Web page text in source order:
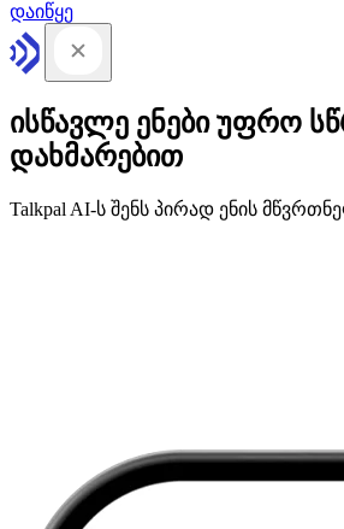
დაიწყე
ისწავლე ენები უფრო
დახმარებით
Talkpal AI-ს შენს პირად ენის